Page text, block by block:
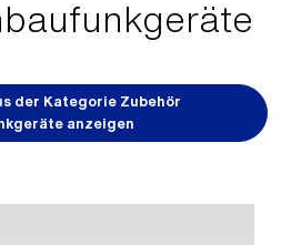
der Kategorie Zubehör
anzeigen